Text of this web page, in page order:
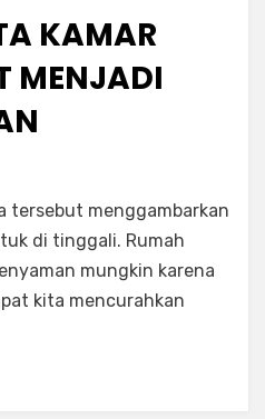
KAMAR
MENJADI
tersebut menggambarkan
di tinggali. Rumah
mungkin karena
kita mencurahkan